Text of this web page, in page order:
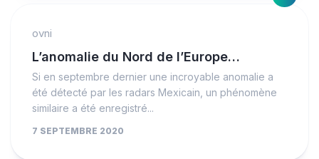
ovni
L’anomalie du Nord de l’Europe…
Si en septembre dernier une incroyable anomalie a
été détecté par les radars Mexicain, un phénomène
similaire a été enregistré...
7 SEPTEMBRE 2020